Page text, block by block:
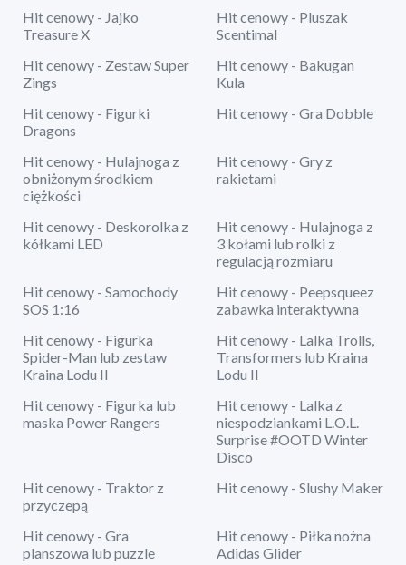
Hit cenowy - Jajko
Treasure X
Hit cenowy - Pluszak
Scentimal
Hit cenowy - Zestaw Super
Zings
Hit cenowy - Bakugan
Kula
Hit cenowy - Figurki
Dragons
Hit cenowy - Gra Dobble
Hit cenowy - Hulajnoga z
obniżonym środkiem
ciężkości
Hit cenowy - Gry z
rakietami
Hit cenowy - Deskorolka z
kółkami LED
Hit cenowy - Hulajnoga z
3 kołami lub rolki z
regulacją rozmiaru
Hit cenowy - Samochody
SOS 1:16
Hit cenowy - Peepsqueez
zabawka interaktywna
Hit cenowy - Figurka
Spider-Man lub zestaw
Kraina Lodu II
Hit cenowy - Lalka Trolls,
Transformers lub Kraina
Lodu II
Hit cenowy - Figurka lub
maska Power Rangers
Hit cenowy - Lalka z
niespodziankami L.O.L.
Surprise #OOTD Winter
Disco
Hit cenowy - Traktor z
przyczepą
Hit cenowy - Slushy Maker
Hit cenowy - Gra
planszowa lub puzzle
Hit cenowy - Piłka nożna
Adidas Glider